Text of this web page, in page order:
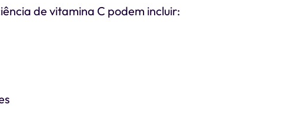
de vitamina C podem incluir: